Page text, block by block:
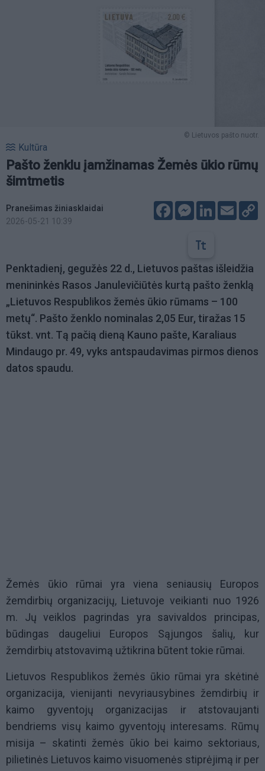
© Lietuvos pašto nuotr.
Kultūra
Pašto ženklu įamžinamas Žemės ūkio rūmų
šimtmetis
Pranešimas žiniasklaidai
2026-05-21 10:39
FacebookMessenger
LinkedIn
Email
Penktadienį, gegužės 22 d., Lietuvos paštas išleidžia
menininkės Rasos Janulevičiūtės kurtą pašto ženklą
„Lietuvos Respublikos žemės ūkio rūmams – 100
metų“. Pašto ženklo nominalas 2,05 Eur, tiražas 15
tūkst. vnt. Tą pačią dieną Kauno pašte, Karaliaus
Mindaugo pr. 49, vyks antspaudavimas pirmos dienos
datos spaudu.
Žemės ūkio rūmai yra viena seniausių Europos
žemdirbių organizacijų, Lietuvoje veikianti nuo 1926
m. Jų veiklos pagrindas yra savivaldos principas,
būdingas daugeliui Europos Sąjungos šalių, kur
žemdirbių atstovavimą užtikrina būtent tokie rūmai.
Lietuvos Respublikos žemės ūkio rūmai yra skėtinė
organizacija, vienijanti nevyriausybines žemdirbių ir
kaimo gyventojų organizacijas ir atstovaujanti
bendriems visų kaimo gyventojų interesams. Rūmų
misija – skatinti žemės ūkio bei kaimo sektoriaus,
pilietinės Lietuvos kaimo visuomenės stiprėjimą ir per